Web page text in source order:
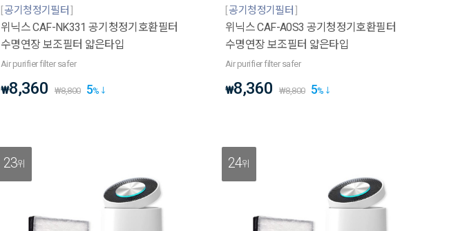
공기청정기필터
위닉스 CAF-NK331 공기청정기호환필터
수명연장 보조필터 얇은타입
Air purifier filter safer
₩8,360 ₩8,800 5%
공기청정기필터
위닉스 CAF-A0S3 공기청정기호환필터
수명연장 보조필터 얇은타입
Air purifier filter safer
₩8,360 ₩8,800 5%
23위 24위